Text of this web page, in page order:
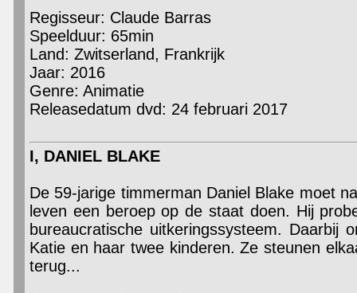
Regisseur: Claude Barras
Speelduur: 65min
Land: Zwitserland, Frankrijk
Jaar: 2016
Genre: Animatie
Releasedatum dvd: 24 februari 2017
I, DANIEL BLAKE
De 59-jarige timmerman Daniel Blake moet
leven een beroep op de staat doen. Hij
bureaucratische uitkeringssysteem. Daarbij
Katie en haar twee kinderen. Ze steunen
terug...